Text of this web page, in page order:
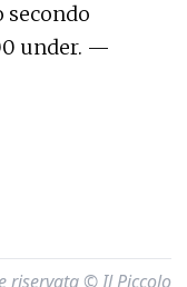
under. —
riservata © Il Piccolo